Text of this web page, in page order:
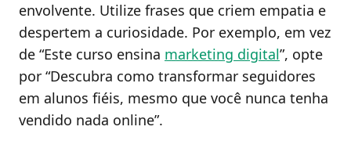
envolvente. Utilize frases que criem empatia e
despertem a curiosidade. Por exemplo, em vez
de “Este curso ensina marketing digital”, opte
por “Descubra como transformar seguidores
em alunos fiéis, mesmo que você nunca tenha
vendido nada online”.